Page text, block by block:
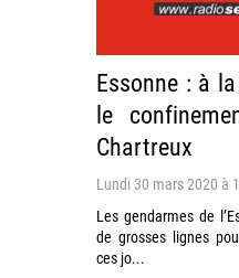
Essonne : à
le
Chartreux
Lundi 30 mars 2020 à
Les gendarmes de
de grosses lignes
ces jo...